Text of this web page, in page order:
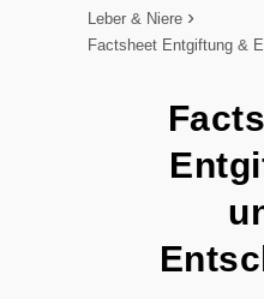
Leber & Niere
Factsheet Entgiftung &